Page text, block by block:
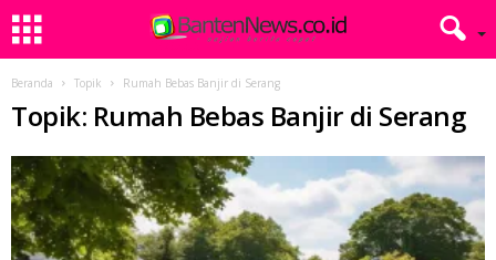
Beranda Topik Rumah Bebas Banjir di Serang
Topik: Rumah Bebas Banjir di Serang